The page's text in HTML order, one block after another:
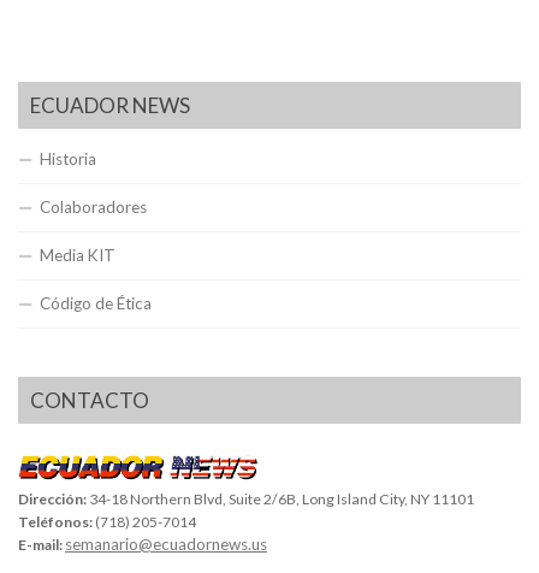
ECUADOR NEWS
Historia
Colaboradores
Media KIT
Código de Ética
CONTACTO
Dirección: 34-18 Northern Blvd, Suite 2/6B, Long Island City, NY 11101
Teléfonos: (718) 205-7014
E-mail: semanario@ecuadornews.us